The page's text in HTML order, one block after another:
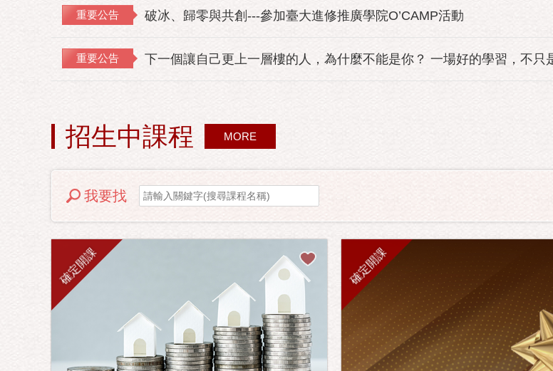
重要公告 破冰、歸零與共創---參加臺大進修推廣學院O’CAMP活動
重要公告 下一個讓自己更上一層樓的人，為什麼不能是你？ 一場好的學習，不只
招生中課程 MORE
我要找
確定開課 確定開課